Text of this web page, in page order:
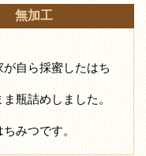
加工
自ら採蜜したはち
瓶詰めしました。
みつです。